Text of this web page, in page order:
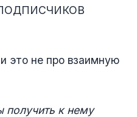
ПОДПИСЧИКОВ
это не про взаимную
получить к нему